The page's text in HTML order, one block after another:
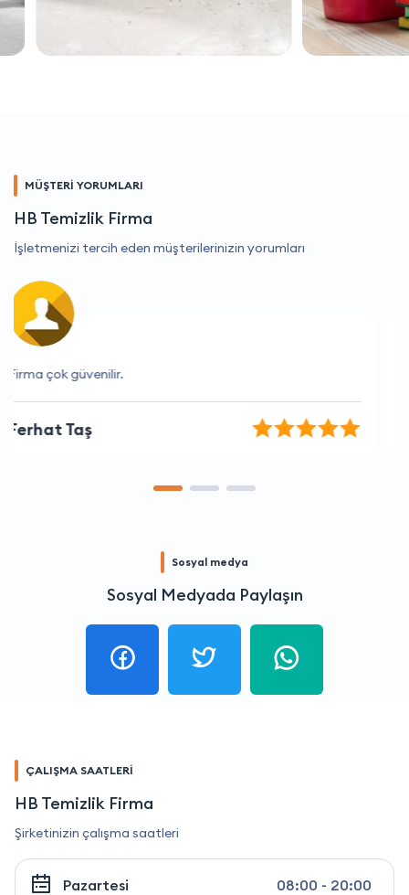
MÜŞTERİ YORUMLARI
HB Temizlik Firma
İşletmenizi tercih eden müşterilerinizin yorumları
Çok memnun kaldım, tekrar tercih edeceğim.
Tolga Demir
Sosyal medya
Sosyal Medyada Paylaşın
ÇALIŞMA SAATLERİ
HB Temizlik Firma
Şirketinizin çalışma saatleri
Pazartesi 08:00 - 20:00